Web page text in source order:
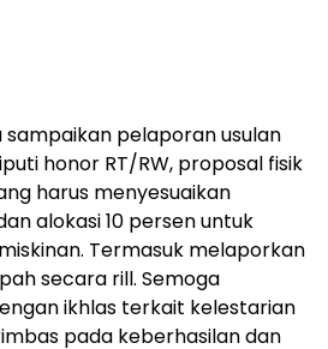
sampaikan pelaporan usulan
honor RT/RW, proposal fisik
harus menyesuaikan
alokasi 10 persen untuk
Termasuk melaporkan
secara rill. Semoga
ikhlas terkait kelestarian
pada keberhasilan dan